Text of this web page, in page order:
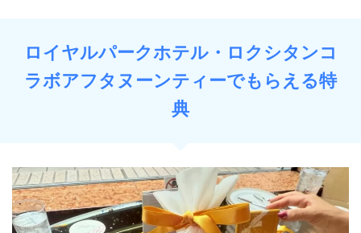
ロイヤルパークホテル・ロクシタンコ
ラボアフタヌーンティーでもらえる特
典